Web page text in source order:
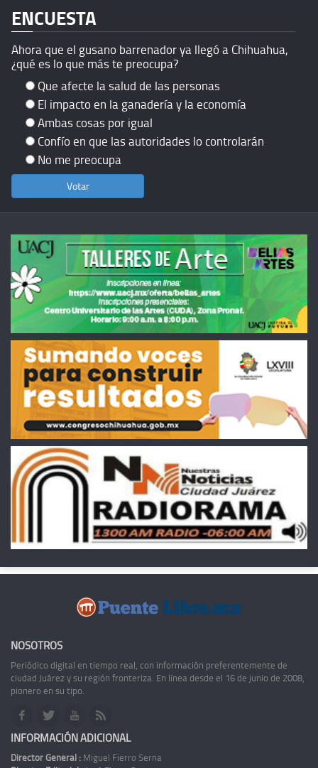
ENCUESTA
Ahora que el gusano barrenador ya llegó a Chihuahua,
¿qué es lo que más te preocupa?
Que afecte la salud de las personas
El impacto en la ganadería y la economía
Ambas cosas por igual
Confío en que las autoridades lo controlarán
No me preocupa
NOSOTROS
Periódico digital en tiempo real, con información preferentemente de
ciudad Juárez y su región fronteriza. En línea desde el 16 de junio de 2008,
pionero en su tipo.
INFORMACIÓN ADICIONAL
Director General : Miguel Fierro Serna